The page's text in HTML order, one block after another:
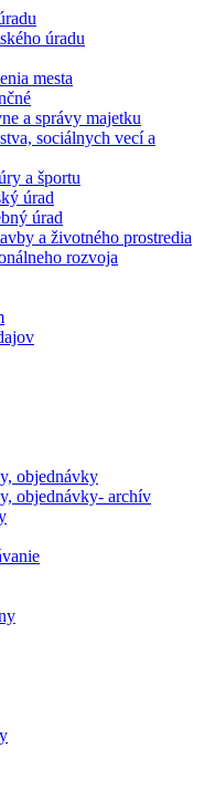
úradu
mesta
a správy majetku
sociálnych vecí a
a športu
úrad
úrad
a životného prostredia
rozvoja
objednávky
objednávky- archív